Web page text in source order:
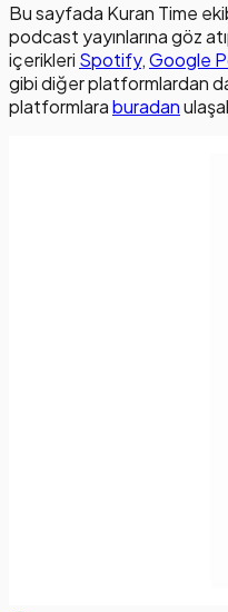
Bu sayfada Kuran Time
podcast yayınlarına göz
içerikleri Spotify,Google
gibi diğer platformlardan
platformlaraburadan